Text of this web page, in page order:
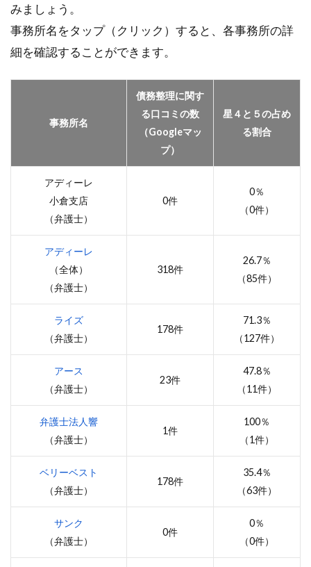
みましょう。
事務所名をタップ（クリック）すると、各事務所の詳
細を確認することができます。
事務所名
債務整理に関す
る口コミの数
（Googleマッ
プ）
星４と５の占め
る割合
アディーレ
小倉支店
（弁護士）
0件
0％
（0件）
アディーレ
（全体）
（弁護士）
318件
26.7％
（85件）
ライズ
（弁護士）
178件
71.3％
（127件）
アース
（弁護士）
23件
47.8％
（11件）
弁護士法人響
（弁護士）
1件
100％
（1件）
ベリーベスト
（弁護士）
178件
35.4％
（63件）
サンク
（弁護士）
0件
0％
（0件）